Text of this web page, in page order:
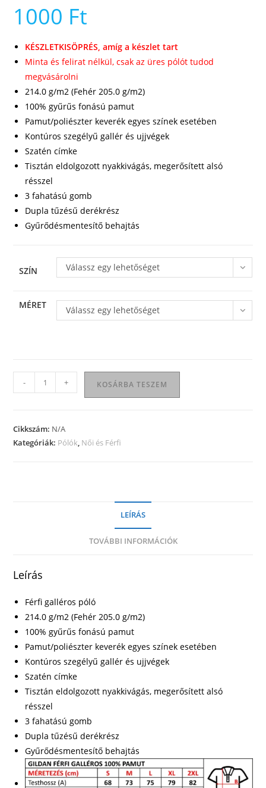
1000 Ft
KÉSZLETKISÖPRÉS, amíg a készlet tart
Minta és felirat nélkül, csak az üres pólót tudod
megvásárolni
214.0 g/m2 (Fehér 205.0 g/m2)
100% gyűrűs fonású pamut
Pamut/poliészter keverék egyes színek esetében
Kontúros szegélyű gallér és ujjvégek
Szatén címke
Tisztán eldolgozott nyakkivágás, megerősített alsó
résszel
3 fahatású gomb
Dupla tűzésű derékrész
Gyűrődésmentesítő behajtás
SZÍN Válassz egy lehetőséget
MÉRET Válassz egy lehetőséget
galléros
mennyiség
- + KOSÁRBA TESZEM
Cikkszám: N/A
Kategóriák: Pólók, Női és Férfi
LEÍRÁS
TOVÁBBI INFORMÁCIÓK
Leírás
Férfi galléros póló
214.0 g/m2 (Fehér 205.0 g/m2)
100% gyűrűs fonású pamut
Pamut/poliészter keverék egyes színek esetében
Kontúros szegélyű gallér és ujjvégek
Szatén címke
Tisztán eldolgozott nyakkivágás, megerősített alsó
résszel
3 fahatású gomb
Dupla tűzésű derékrész
Gyűrődésmentesítő behajtás